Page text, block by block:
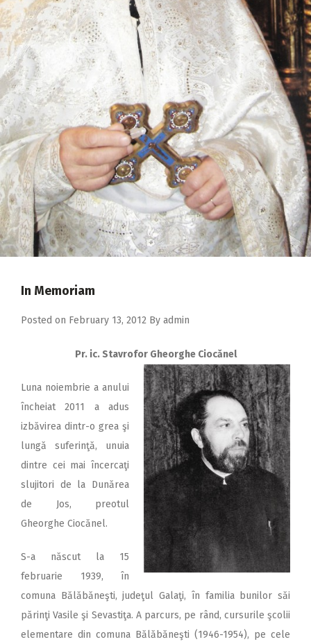
2018
2017
2016
2015
2014
2013
2012
2011
2010
2009
In Memoriam
Posted on February 13, 2012 By admin
Pr. ic. Stavrofor Gheorghe Ciocănel
Luna noiembrie a anului
încheiat 2011 a adus
izbăvirea dintr-o grea şi
lungă suferinţă, unuia
dintre cei mai încercaţi
slujitori de la Dunărea
de Jos, preotul
Gheorghe Ciocănel.
S-a născut la 15
februarie 1939, în
comuna Bălăbăneşti, judeţul Galaţi, în familia bunilor săi
părinţi Vasile şi Sevastiţa. A parcurs, pe rând, cursurile şcolii
elementare din comuna Bălăbăneşti (1946-1954), pe cele